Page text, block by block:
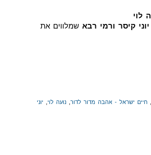
לוי
יוני קיסר ורמי רבא שמלווים את
חיים ישראל - אהבה מדור לדור נועה לוי
יוני